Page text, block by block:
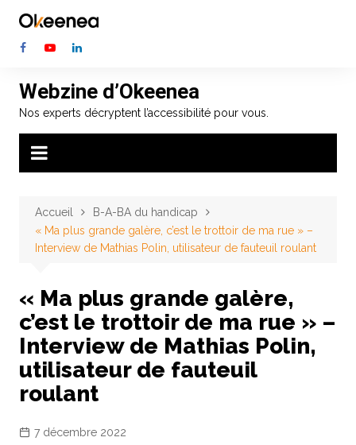
contenu
Webzine d’Okeenea
Nos experts décryptent l’accessibilité pour vous.
Accueil
B-A-BA du handicap
« Ma plus grande galère, c’est le trottoir de ma rue » –
Interview de Mathias Polin, utilisateur de fauteuil roulant
« Ma plus grande galère,
c’est le trottoir de ma rue » –
Interview de Mathias Polin,
utilisateur de fauteuil
roulant
7 décembre 2022